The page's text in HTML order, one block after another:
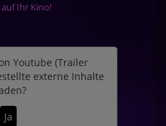
Ihr Kino!
Youtube (Trailer
externe Inhalte
Ja